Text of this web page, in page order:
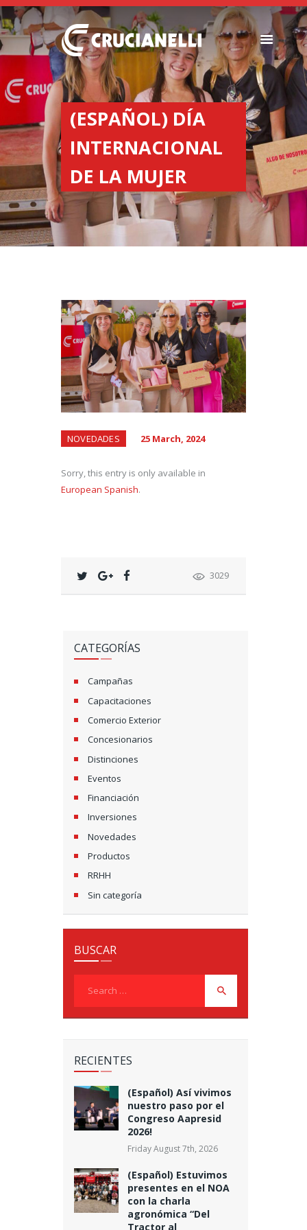
(ESPAÑOL) DÍA
INTERNACIONAL
DE LA MUJER
SEEDERS
FERTILIZER
SPREADERS
ABOUT US
DEALERSHIPS
NEWS
COMPANY
CONTACT
NOVEDADES 25 March, 2024
Sorry, this entry is only available in
European Spanish.
3029
CATEGORÍAS
Campañas
Capacitaciones
Comercio Exterior
Concesionarios
Distinciones
Eventos
Financiación
Inversiones
Novedades
Productos
RRHH
Sin categoría
BUSCAR
RECIENTES
(Español) Así vivimos
nuestro paso por el
Congreso Aapresid
2026!
Friday August 7th, 2026
(Español) Estuvimos
presentes en el NOA
con la charla
agronómica “Del
Tractor al